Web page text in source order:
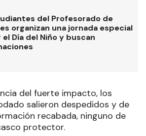
del Profesorado de
organizan una jornada especial
el Día del Niño y buscan
del fuerte impacto, los
salieron despedidos y de
recabada, ninguno de
protector.